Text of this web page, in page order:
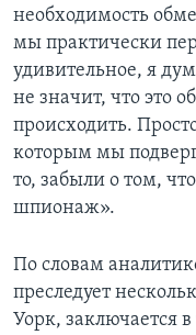
необходимость
мы практически
удивительное, я
не значит, что это
происходить.
которым мы
то, забыли о том,
шпионаж».
По словам
преследует
Уорк, заключается